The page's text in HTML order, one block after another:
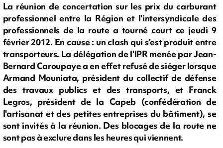
La réunion de concertation sur les prix du carburant
professionnel entre la Région et l'intersyndicale des
professionnels de la route a tourné court ce jeudi 9
février 2012. En cause : un clash qui s'est produit entre
transporteurs. La délégation de l'IPR menée par Jean-
Bernard Caroupaye a en effet refusé de siéger lorsque
Armand Mouniata, président du collectif de défense
des travaux publics et des transports, et Franck
Legros, président de la Capeb (confédération de
l'artisanat et des petites entreprises du bâtiment), se
sont invités à la réunion. Des blocages de la route ne
sont pas à exclure dans les heures qui viennent.